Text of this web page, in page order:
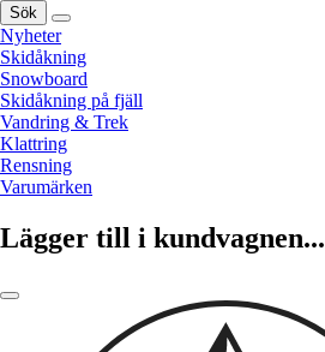
Sök
Nyheter
Skidåkning
Snowboard
Skidåkning på fjäll
Vandring & Trek
Klattring
Rensning
Varumärken
Lägger till i kundvagnen...